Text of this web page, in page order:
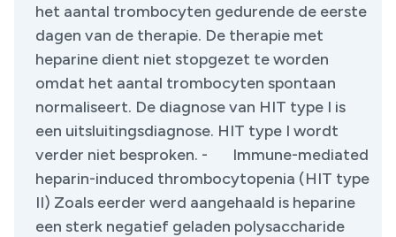
het aantal trombocyten gedurende de eerste
dagen van de therapie. De therapie met
heparine dient niet stopgezet te worden
omdat het aantal trombocyten spontaan
normaliseert. De diagnose van HIT type I is
een uitsluitingsdiagnose. HIT type I wordt
verder niet besproken. - Immune-mediated
heparin-induced thrombocytopenia (HIT type
II) Zoals eerder werd aangehaald is heparine
een sterk negatief geladen polysaccharide